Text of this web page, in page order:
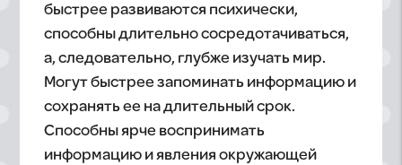
быстрее развиваются психически,
способны длительно сосредотачиваться,
а, следовательно, глубже изучать мир.
Могут быстрее запоминать информацию и
сохранять ее на длительный срок.
Способны ярче воспринимать
информацию и явления окружающей